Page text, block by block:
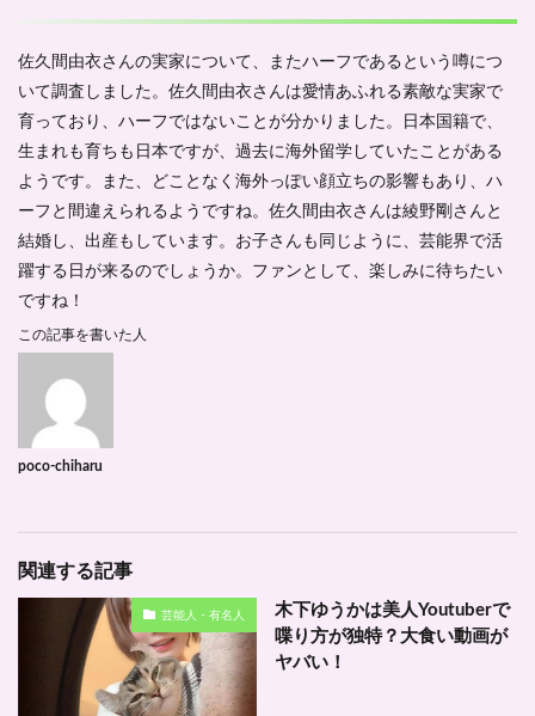
佐久間由衣さんの実家について、またハーフであるという噂につ
いて調査しました。佐久間由衣さんは愛情あふれる素敵な実家で
育っており、ハーフではないことが分かりました。日本国籍で、
生まれも育ちも日本ですが、過去に海外留学していたことがある
ようです。また、どことなく海外っぽい顔立ちの影響もあり、ハ
ーフと間違えられるようですね。佐久間由衣さんは綾野剛さんと
結婚し、出産もしています。お子さんも同じように、芸能界で活
躍する日が来るのでしょうか。ファンとして、楽しみに待ちたい
ですね！
この記事を書いた人
poco-chiharu
関連する記事
芸能人・有名人
木下ゆうかは美人Youtuberで
喋り方が独特？大食い動画が
ヤバい！